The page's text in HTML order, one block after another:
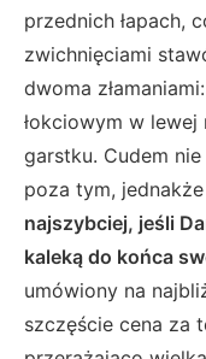
przednich łapach,
zwichnięciami
dwoma
łokciowym w
garstku. Cudem
poza tym, jednakże
najszybciej, jeśli
kaleką do końca
umówiony na
szczęście cena za